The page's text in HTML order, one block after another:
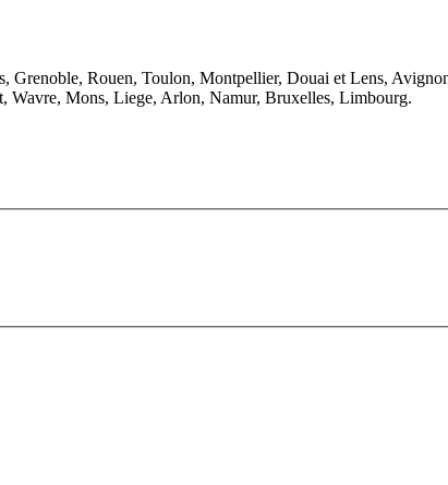
Grenoble, Rouen, Toulon, Montpellier, Douai et Lens,
Wavre, Mons, Liege, Arlon, Namur, Bruxelles, Limbourg.